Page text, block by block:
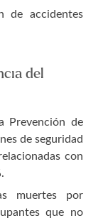
de accidentes
del
Prevención de
de seguridad
con
muertes por
que no